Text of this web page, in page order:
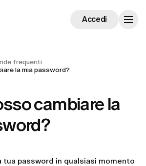
Accedi
frequenti
la mia password?
cambiare la
tua password in qualsiasi momento